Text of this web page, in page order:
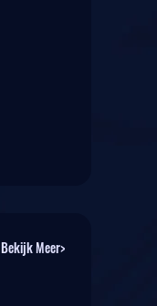
Bekijk Meer>